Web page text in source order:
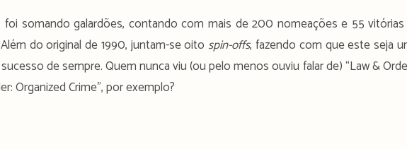
foi somando galardões, contando com mais de 200 nomeações e 55
do original de 1990, juntam-se oito spin-offs, fazendo com que este seja
de sempre. Quem nunca viu (ou pelo menos ouviu falar de) “Law &
Organized Crime”, por exemplo?